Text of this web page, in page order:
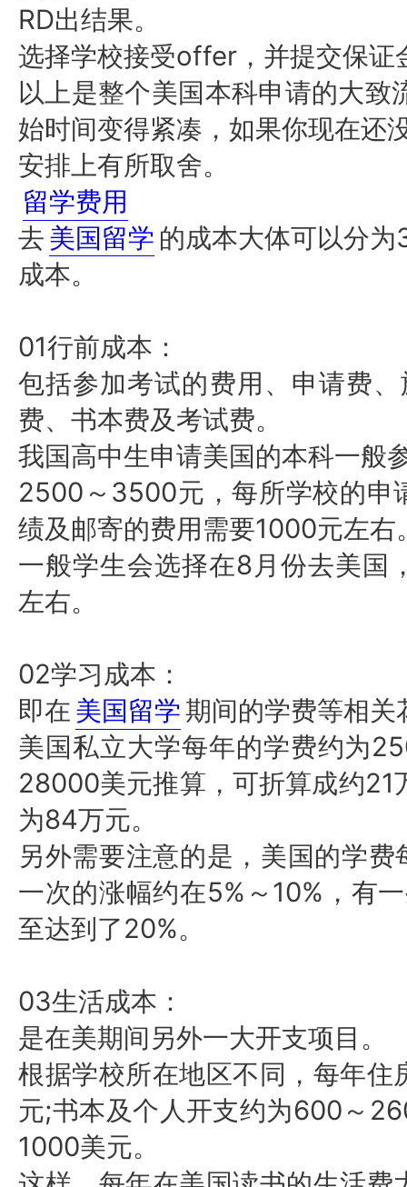
RD出结果。
选择学校接受offer，并提交保证
以上是整个美国本科申请的大致
始时间变得紧凑，如果你现在还
安排上有所取舍。
留学费用
去 美国留学 的成本大体可以分为
成本。
01行前成本：
包括参加考试的费用、申请费
费、书本费及考试费。
我国高中生申请美国的本科一般
2500～3500元，每所学校的申
绩及邮寄的费用需要1000元左右
一般学生会选择在8月份去美国
左右。
02学习成本：
即在 美国留学期间的学费等相关
美国私立大学每年的学费约为
28000美元推算，可折算成约21
为84万元。
另外需要注意的是，美国的学
一次的涨幅约在5%～10%，有
至达到了20%。
03生活成本：
是在美期间另外一大开支项目。
根据学校所在地区不同，每年住
元;书本及个人开支约为600～
1000美元。